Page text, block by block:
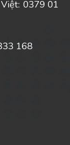
0379 01
168